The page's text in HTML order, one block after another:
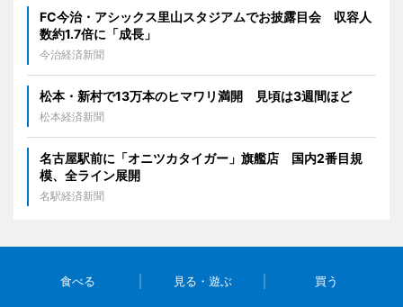
FC今治・アシックス里山スタジアムでお披露目会 収容人
数約1.7倍に「成長」
今治経済新聞
松本・新村で13万本のヒマワリ満開 見頃は3週間ほど
松本経済新聞
名古屋駅前に「オニツカタイガー」旗艦店 国内2番目規
模、全ライン展開
名駅経済新聞
食べる 見る・遊ぶ 買う